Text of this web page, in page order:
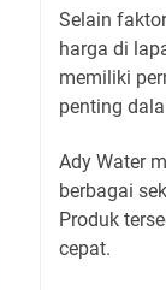
Selain
harga di
memiliki
penting
Ady Water
berbagai
Produk
cepat.